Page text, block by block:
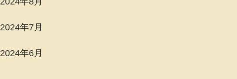
2024年7月
2024年6月